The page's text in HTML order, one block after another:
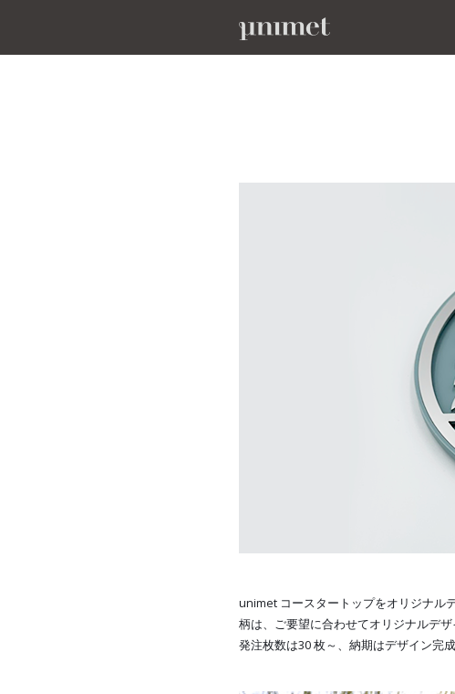
unimet コースタートップをオリジナル
柄は、ご要望に合わせてオリジナルデ
発注枚数は30 枚～、納期はデザイン完